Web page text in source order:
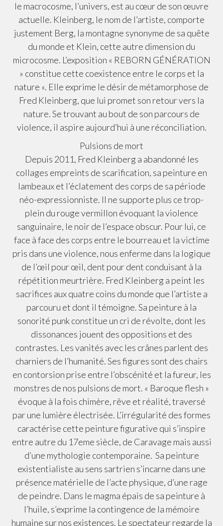
le macrocosme, l’univers, est au cœur de son œuvre
actuelle. Kleinberg, le nom de l’artiste, comporte
justement Berg, la montagne synonyme de sa quête
du monde et Klein, cette autre dimension du
microcosme. L’exposition « REBORN GÉNÉRATION
» constitue cette coexistence entre le corps et la
nature «. Elle exprime le désir de métamorphose de
Fred Kleinberg, que lui promet son retour vers la
nature. Se trouvant au bout de son parcours de
violence, il aspire aujourd’hui à une réconciliation.
Pulsions de mort
Depuis 2011, Fred Kleinberg a abandonné les
collages empreints de scarification, sa peinture en
lambeaux et l’éclatement des corps de sa période
néo-expressionniste. Il ne supporte plus ce trop-
plein du rouge vermillon évoquant la violence
sanguinaire, le noir de l’espace obscur. Pour lui, ce
face à face des corps entre le bourreau et la victime
pris dans une violence, nous enferme dans la logique
de l’œil pour œil, dent pour dent conduisant à la
répétition meurtrière. Fred Kleinberg a peint les
sacrifices aux quatre coins du monde que l’artiste a
parcouru et dont il témoigne. Sa peinture à la
sonorité punk constitue un cri de révolte, dont les
dissonances jouent des oppositions et des
contrastes. Les vanités avec les crânes parlent des
charniers de l’humanité. Ses figures sont des chairs
en contorsion prise entre l’obscénité et la fureur, les
monstres de nos pulsions de mort. « Baroque flesh »
évoque à la fois chimère, rêve et réalité, traversé
par une lumière électrisée. L’irrégularité des formes
caractérise cette peinture figurative qui s’inspire
entre autre du 17eme siècle, de Caravage mais aussi
d’une mythologie contemporaine. Sa peinture
existentialiste au sens sartrien s’incarne dans une
présence matérielle de l’acte physique, d’une rage
de peindre. Dans le magma épais de sa peinture à
l’huile, s’exprime la contingence de la mémoire
humaine sur nos existences. Le spectateur regarde la